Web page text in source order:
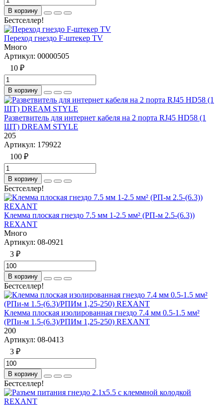
В корзину
Бестселлер!
Переход гнездо F-штекер TV
Много
Артикул: 00000505
10 ₽
В корзину
Разветвитель для интернет кабеля на 2 порта RJ45 HD58 (1
ШТ) DREAM STYLE
205
Артикул: 179922
100 ₽
В корзину
Бестселлер!
Клемма плоская гнездо 7.5 мм 1-2.5 мм² (РП-м 2.5-(6.3))
REXANT
Много
Артикул: 08-0921
3 ₽
В корзину
Бестселлер!
Клемма плоская изолированная гнездо 7.4 мм 0.5-1.5 мм²
(РПи-м 1.5-(6.3)/РПИм 1,25-250) REXANT
200
Артикул: 08-0413
3 ₽
В корзину
Бестселлер!